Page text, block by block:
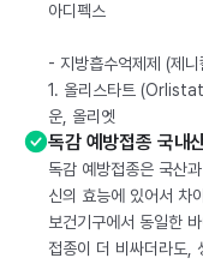
아디펙스
- 지방흡수억제제 (제
1. 올리스타트
운, 올리엣
독감 예방접종 국내
독감 예방접종은 국산
신의 효능에 있어서 차
보건기구에서 동일한
접종이 더 비싸더라도,